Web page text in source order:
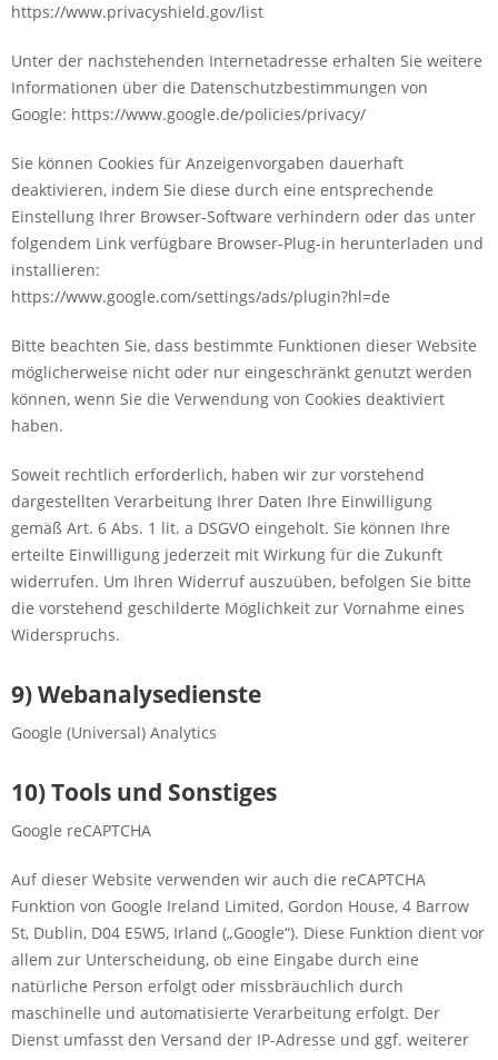
https://www.privacyshield.gov/list
Unter der nachstehenden Internetadresse erhalten Sie weitere
Informationen über die Datenschutzbestimmungen von
Google: https://www.google.de/policies/privacy/
Sie können Cookies für Anzeigenvorgaben dauerhaft
deaktivieren, indem Sie diese durch eine entsprechende
Einstellung Ihrer Browser-Software verhindern oder das unter
folgendem Link verfügbare Browser-Plug-in herunterladen und
installieren:
https://www.google.com/settings/ads/plugin?hl=de
Bitte beachten Sie, dass bestimmte Funktionen dieser Website
möglicherweise nicht oder nur eingeschränkt genutzt werden
können, wenn Sie die Verwendung von Cookies deaktiviert
haben.
Soweit rechtlich erforderlich, haben wir zur vorstehend
dargestellten Verarbeitung Ihrer Daten Ihre Einwilligung
gemäß Art. 6 Abs. 1 lit. a DSGVO eingeholt. Sie können Ihre
erteilte Einwilligung jederzeit mit Wirkung für die Zukunft
widerrufen. Um Ihren Widerruf auszuüben, befolgen Sie bitte
die vorstehend geschilderte Möglichkeit zur Vornahme eines
Widerspruchs.
9) Webanalysedienste
Google (Universal) Analytics
10) Tools und Sonstiges
Google reCAPTCHA
Auf dieser Website verwenden wir auch die reCAPTCHA
Funktion von Google Ireland Limited, Gordon House, 4 Barrow
St, Dublin, D04 E5W5, Irland („Google“). Diese Funktion dient vor
allem zur Unterscheidung, ob eine Eingabe durch eine
natürliche Person erfolgt oder missbräuchlich durch
maschinelle und automatisierte Verarbeitung erfolgt. Der
Dienst umfasst den Versand der IP-Adresse und ggf. weiterer